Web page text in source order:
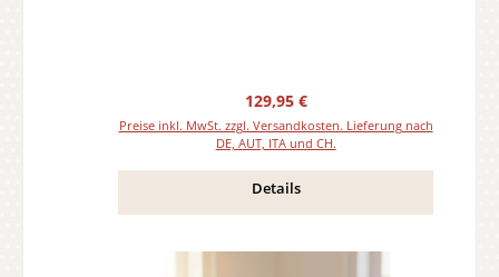
Regulärer Preis:
129,95 €
Preise inkl. MwSt. zzgl. Versandkosten. Lieferung nach
DE, AUT, ITA und CH.
Details